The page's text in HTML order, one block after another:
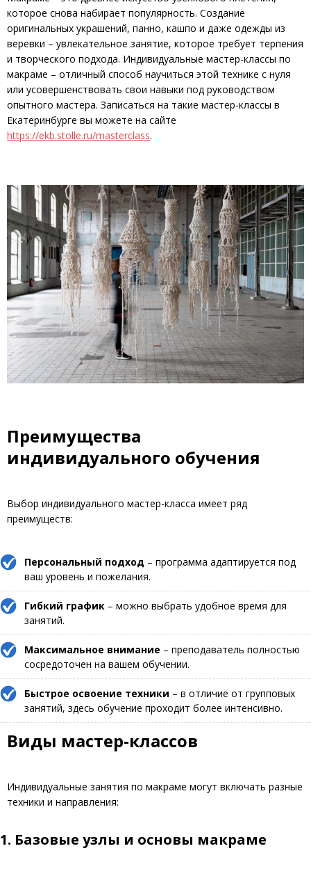
которое снова набирает популярность. Создание
оригинальных украшений, панно, кашпо и даже одежды из
веревки – увлекательное занятие, которое требует терпения
и творческого подхода. Индивидуальные мастер-классы по
макраме – отличный способ научиться этой технике с нуля
или усовершенствовать свои навыки под руководством
опытного мастера. Записаться на такие мастер-классы в
Екатеринбурге вы можете на сайте
https://ekb.stolle.ru/masterclass.
Преимущества
индивидуального обучения
Выбор индивидуального мастер-класса имеет ряд
преимуществ:
Персональный подход – программа адаптируется под
ваш уровень и пожелания.
Гибкий график – можно выбрать удобное время для
занятий.
Максимальное внимание – преподаватель полностью
сосредоточен на вашем обучении.
Быстрое освоение техники – в отличие от групповых
занятий, здесь обучение проходит более интенсивно.
Виды мастер-классов
Индивидуальные занятия по макраме могут включать разные
техники и направления:
1. Базовые узлы и основы макраме